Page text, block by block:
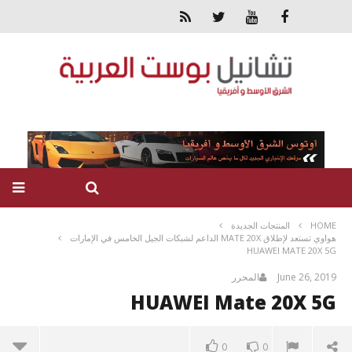
HOME
المنتجات الجديدة
هواوي تستعد لإطلاق MATE 20X الداعم لشبكات الجيل الخامس في الإمارات
HUAWEI MATE 20X 5G
June 26, 2019 المحرر
HUAWEI Mate 20X 5G
0 0